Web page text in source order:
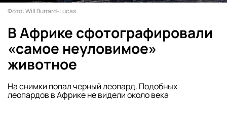
Фото: Will Burrard-Lucas
В Африке сфотографировали
«самое неуловимое»
животное
На снимки попал черный леопард. Подобных
леопардов в Африке не видели около века